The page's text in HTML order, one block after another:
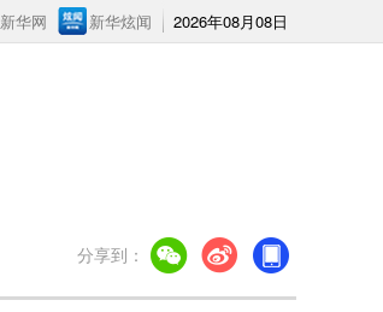
2026年08月08日
新华炫闻
新华网
分享到：